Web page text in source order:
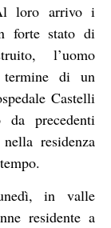
loro arrivo i
forte stato di
l’uomo
di un
Castelli
precedenti
residenza
in valle
residente a